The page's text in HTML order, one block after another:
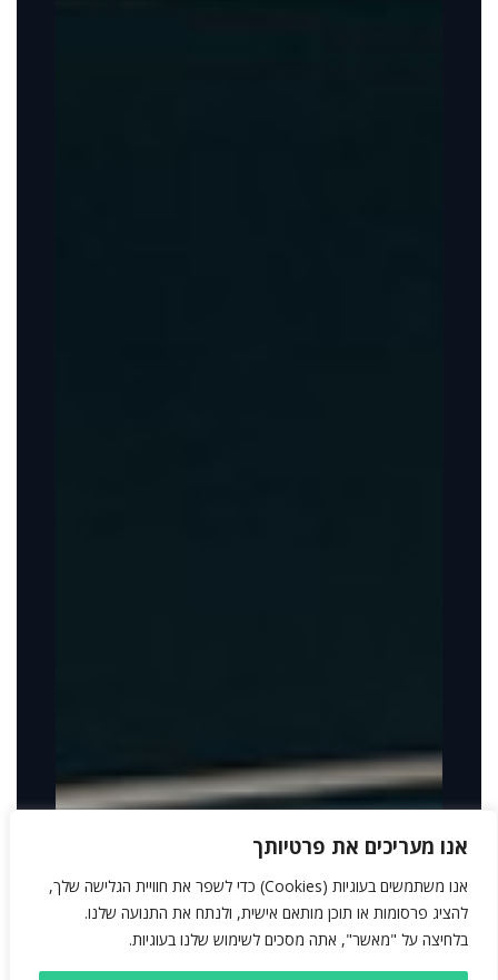
אנו מעריכים את פרטיותך
אנו משתמשים בעוגיות (Cookies) כדי לשפר את חוויית הגלישה שלך,
להציג פרסומות או תוכן מותאם אישית, ולנתח את התנועה שלנו.
בלחיצה על "מאשר", אתה מסכים לשימוש שלנו בעוגיות.